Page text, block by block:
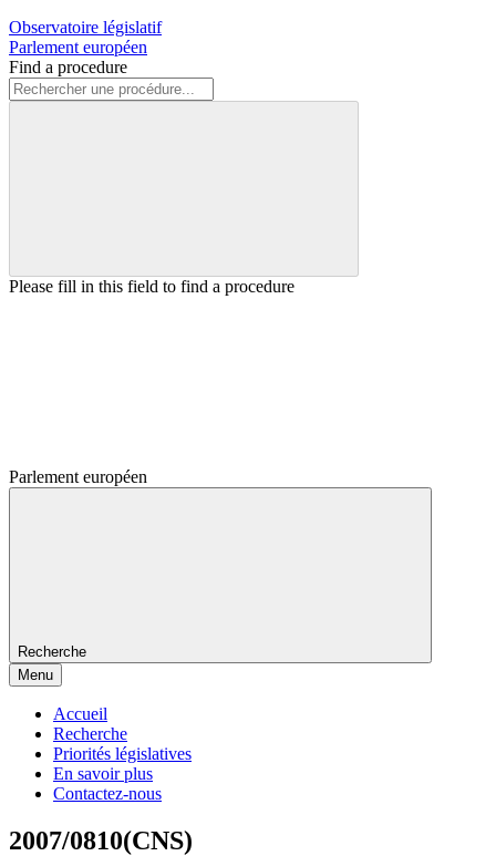
Observatoire législatif
Parlement européen
Find a procedure
Please fill in this field to find a procedure
Parlement européen
Recherche
Menu
Accueil
Recherche
Priorités législatives
En savoir plus
Contactez-nous
2007/0810(CNS)